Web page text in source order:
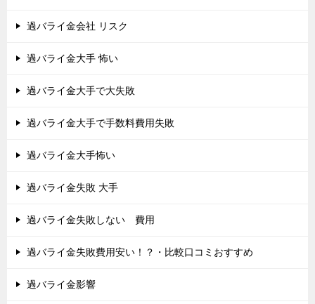
過バライ金会社 リスク
過バライ金大手 怖い
過バライ金大手で大失敗
過バライ金大手で手数料費用失敗
過バライ金大手怖い
過バライ金失敗 大手
過バライ金失敗しない 費用
過バライ金失敗費用安い！？・比較口コミおすすめ
過バライ金影響